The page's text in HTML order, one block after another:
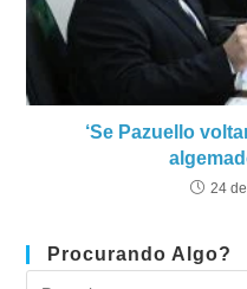
‘Se Pazuello
24
Procurando Algo?